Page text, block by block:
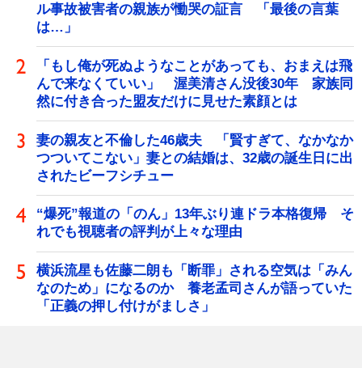
ル事故被害者の親族が慟哭の証言 「最後の言葉
は…」
「もし俺が死ぬようなことがあっても、おまえは飛
んで来なくていい」 渥美清さん没後30年 家族同
然に付き合った盟友だけに見せた素顔とは
妻の親友と不倫した46歳夫 「賢すぎて、なかなか
つついてこない」妻との結婚は、32歳の誕生日に出
されたビーフシチュー
“爆死”報道の「のん」13年ぶり連ドラ本格復帰 そ
れでも視聴者の評判が上々な理由
横浜流星も佐藤二朗も「断罪」される空気は「みん
なのため」になるのか 養老孟司さんが語っていた
「正義の押し付けがましさ」